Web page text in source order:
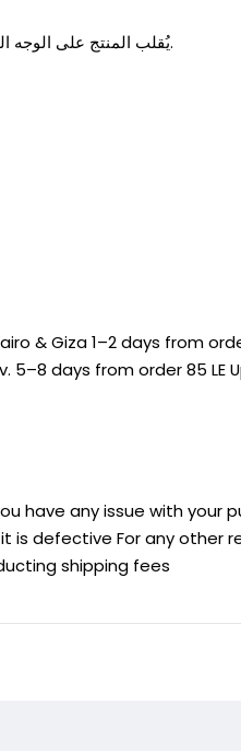
يُقلب المنتج على الوجه الداخلي قبل الغسيل للحفاظ على اللون والطباعة.
& Giza 1–2 days from
5–8 days from order 85 LE
have any issue with your
is defective For any other
shipping fees